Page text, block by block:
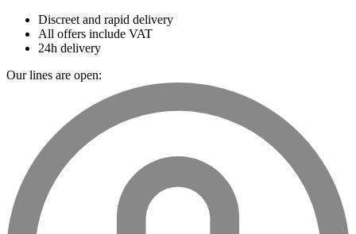
Discreet and rapid delivery
All offers include VAT
24h delivery
Our lines are open: